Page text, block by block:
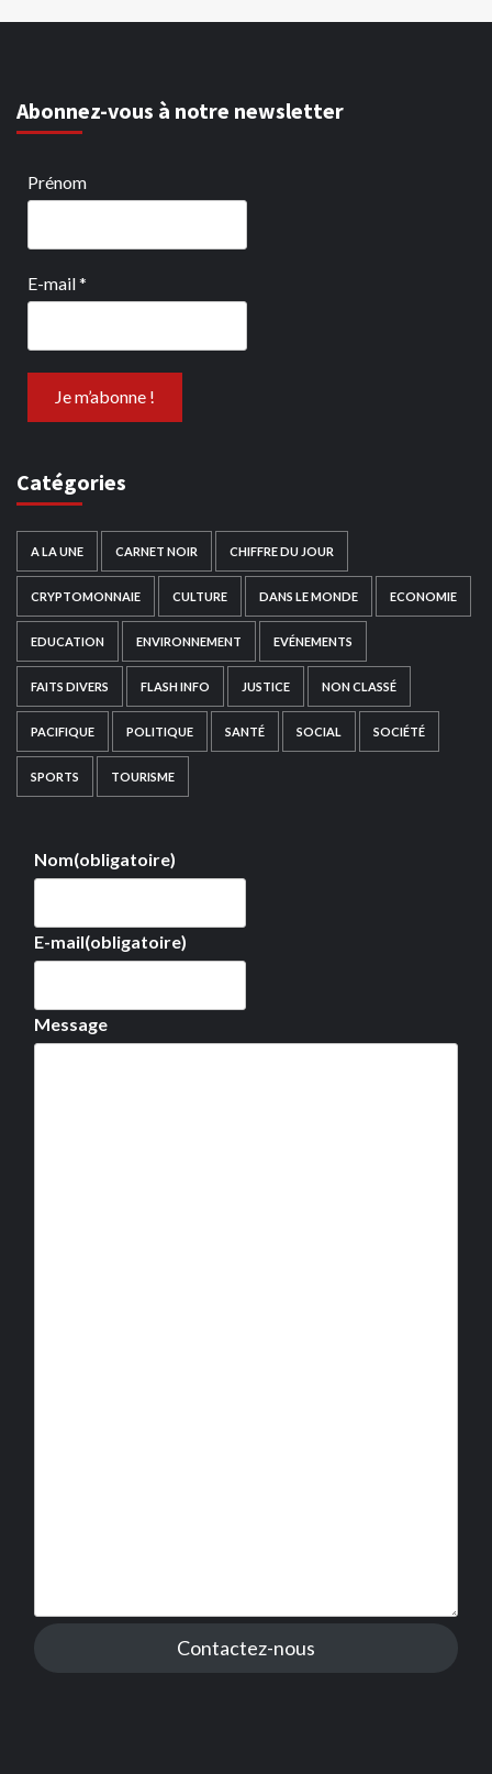
Abonnez-vous à notre newsletter
Prénom
E-mail*
Catégories
A LA UNE CARNET NOIR CHIFFRE DU JOUR
CRYPTOMONNAIE CULTURE DANS LE MONDE ECONOMIE
EDUCATION ENVIRONNEMENT EVÉNEMENTS
FAITS DIVERS FLASH INFO JUSTICE NON CLASSÉ
PACIFIQUE POLITIQUE SANTÉ SOCIAL SOCIÉTÉ
SPORTS TOURISME
Nom(obligatoire)
E-mail(obligatoire)
Message
Contactez-nous